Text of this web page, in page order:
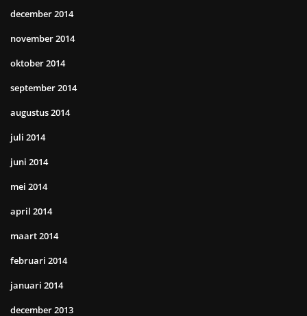
december 2014
november 2014
oktober 2014
september 2014
augustus 2014
juli 2014
juni 2014
mei 2014
april 2014
maart 2014
februari 2014
januari 2014
december 2013